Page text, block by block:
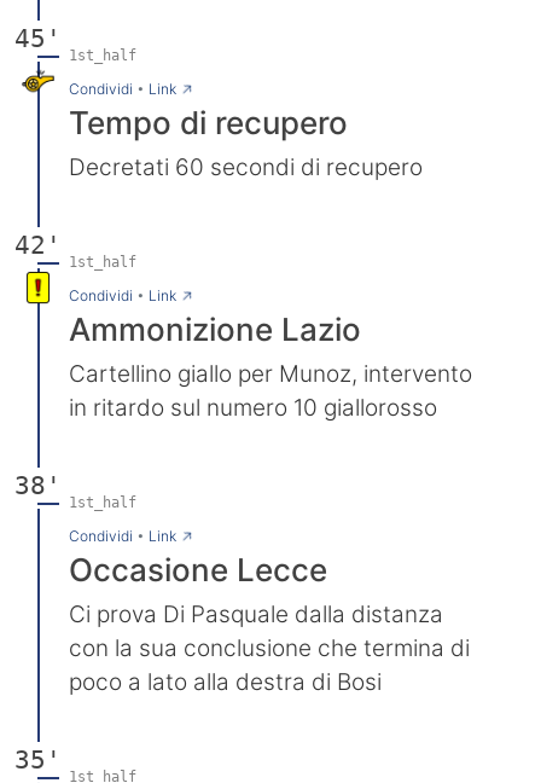
45'
1st_half
Condividi • Link→
Tempo di recupero
Decretati 60 secondi di recupero
42'
1st_half
Condividi • Link→
Ammonizione Lazio
Cartellino giallo per Munoz, intervento
in ritardo sul numero 10 giallorosso
38'
1st_half
Condividi • Link→
Occasione Lecce
Ci prova Di Pasquale dalla distanza
con la sua conclusione che termina di
poco a lato alla destra di Bosi
35'
1st_half